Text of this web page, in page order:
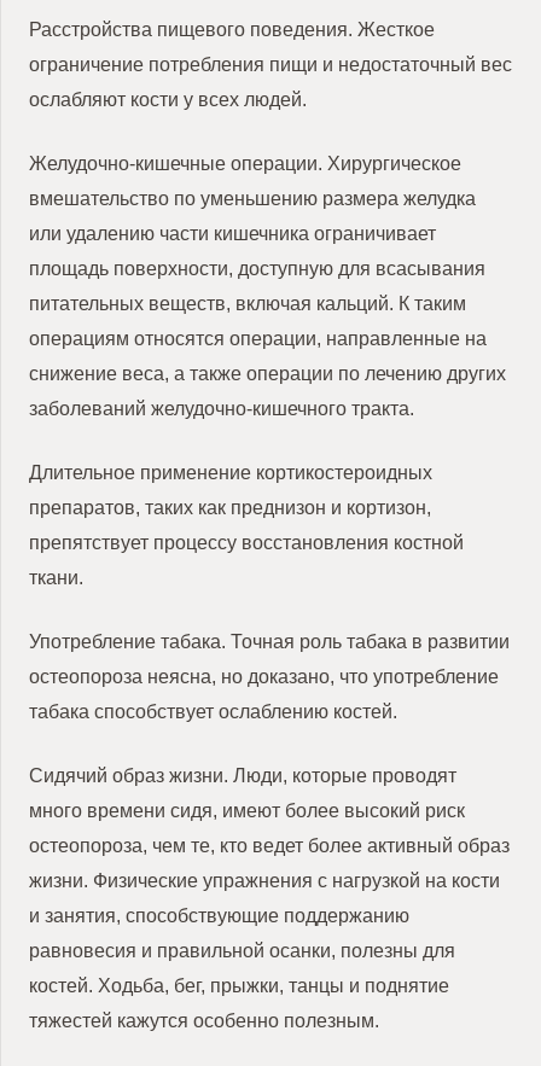
Расстройства пищевого поведения. Жесткое
ограничение потребления пищи и недостаточный вес
ослабляют кости у всех людей.
Желудочно-кишечные операции. Хирургическое
вмешательство по уменьшению размера желудка
или удалению части кишечника ограничивает
площадь поверхности, доступную для всасывания
питательных веществ, включая кальций. К таким
операциям относятся операции, направленные на
снижение веса, а также операции по лечению других
заболеваний желудочно-кишечного тракта.
Длительное применение кортикостероидных
препаратов, таких как преднизон и кортизон,
препятствует процессу восстановления костной
ткани.
Употребление табака. Точная роль табака в развитии
остеопороза неясна, но доказано, что употребление
табака способствует ослаблению костей.
Сидячий образ жизни. Люди, которые проводят
много времени сидя, имеют более высокий риск
остеопороза, чем те, кто ведет более активный образ
жизни. Физические упражнения с нагрузкой на кости
и занятия, способствующие поддержанию
равновесия и правильной осанки, полезны для
костей. Ходьба, бег, прыжки, танцы и поднятие
тяжестей кажутся особенно полезным.